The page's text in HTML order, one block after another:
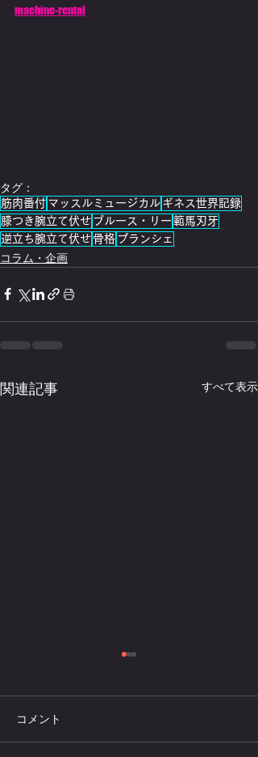
machine-rental
タグ：
筋肉番付 マッスルミュージカル ギネス世界記録
膝つき腕立て伏せ ブルース・リー 範馬刃牙
逆立ち腕立て伏せ 骨格 プランシェ
コラム・企画
関連記事 すべて表示
コメント